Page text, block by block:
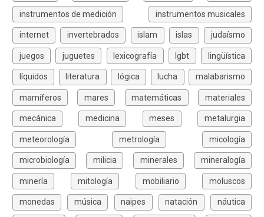
instrumentos de medición instrumentos musicales
internet invertebrados islam islas judaísmo
juegos juguetes lexicografía lgbt lingüística
líquidos literatura lógica lucha malabarismo
mamíferos mares matemáticas materiales
mecánica medicina meses metalurgia
meteorología metrología micología
microbiología milicia minerales mineralogía
minería mitología mobiliario moluscos
monedas música naipes natación náutica